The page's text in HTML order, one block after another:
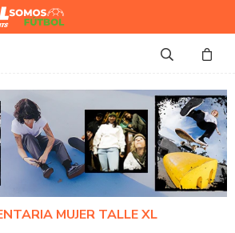
Somos
Futbol
MUJER TALLE XL